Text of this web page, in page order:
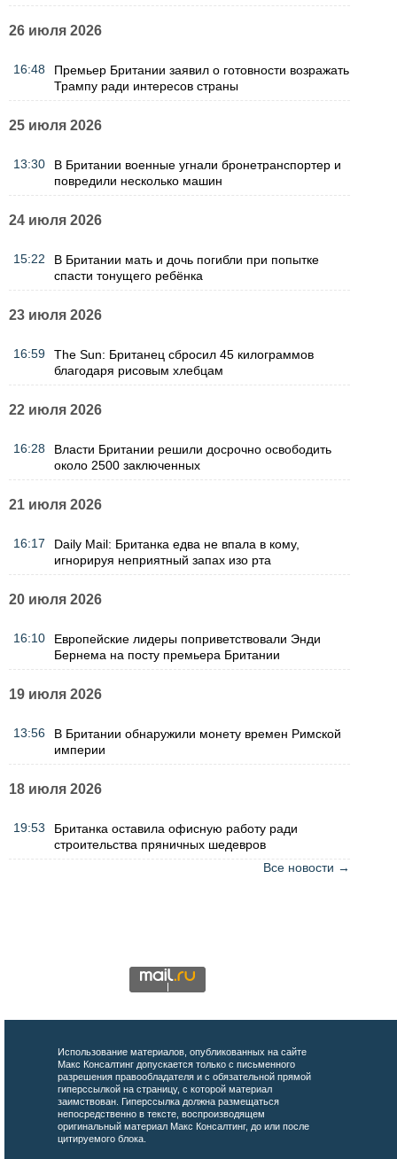
26 июля 2026
16:48
Премьер Британии заявил о готовности возражать
Трампу ради интересов страны
25 июля 2026
13:30
В Британии военные угнали бронетранспортер и
повредили несколько машин
24 июля 2026
15:22
В Британии мать и дочь погибли при попытке
спасти тонущего ребёнка
23 июля 2026
16:59
The Sun: Британец сбросил 45 килограммов
благодаря рисовым хлебцам
22 июля 2026
16:28
Власти Британии решили досрочно освободить
около 2500 заключенных
21 июля 2026
16:17
Daily Mail: Британка едва не впала в кому,
игнорируя неприятный запах изо рта
20 июля 2026
16:10
Европейские лидеры поприветствовали Энди
Бернема на посту премьера Британии
19 июля 2026
13:56
В Британии обнаружили монету времен Римской
империи
18 июля 2026
19:53
Британка оставила офисную работу ради
строительства пряничных шедевров
Все новости →
Использование материалов, опубликованных на сайте
Макс Консалтинг допускается только с письменного
разрешения правообладателя и с обязательной прямой
гиперссылкой на страницу, с которой материал
заимствован. Гиперссылка должна размещаться
непосредственно в тексте, воспроизводящем
оригинальный материал Макс Консалтинг, до или после
цитируемого блока.